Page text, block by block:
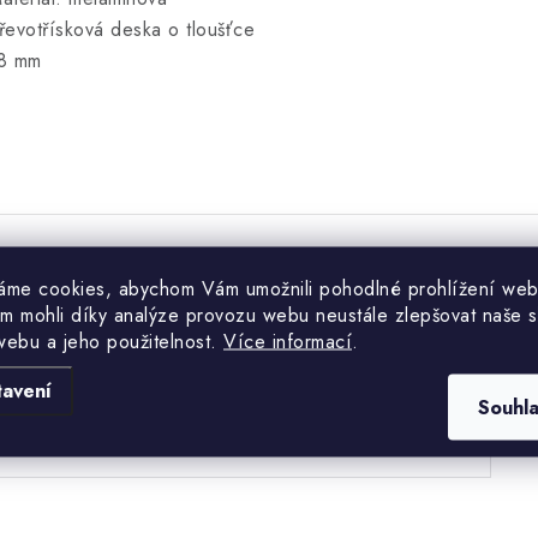
cookies, abychom Vám umožnili pohodlné prohlížení
mohli díky analýze provozu webu neustále zlepšovat naše
a jeho použitelnost. Více informací.
deska o tloušťce
mm
produktu (0)
první, kdo napíše příspěvek k této položce.